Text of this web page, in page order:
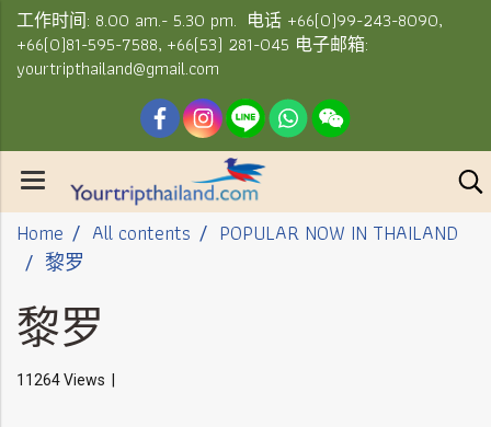
工作时间: 8.00 am.- 5.30 pm. 电话 +66(0)99-243-8090,
+66(0)81-595-7588, +66(53) 281-045 电子邮箱:
yourtripthailand@gmail.com
Home All contents
POPULAR NOW IN THAILAND
黎罗
黎罗
11264 Views